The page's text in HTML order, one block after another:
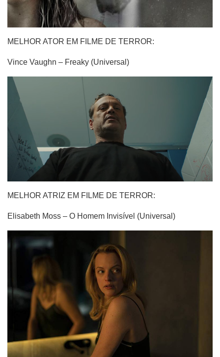
MELHOR ATOR EM FILME DE TERROR:
Vince Vaughn – Freaky (Universal)
MELHOR ATRIZ EM FILME DE TERROR:
Elisabeth Moss – O Homem Invisível (Universal)